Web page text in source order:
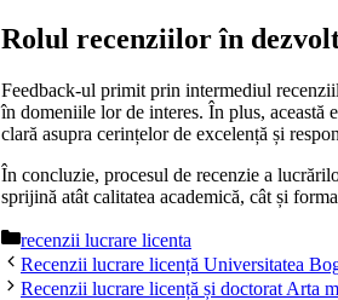
Rolul recenziilor în
Feedback-ul primit prin intermediul
în domeniile lor de interes. În plus, această
clară asupra cerințelor de excelență și
În concluzie, procesul de recenzie a
sprijină atât calitatea academică, cât și
Categorii
recenzii lucrare licenta
Recenzii lucrare licență Universitatea
Recenzii lucrare licență și doctorat Arta